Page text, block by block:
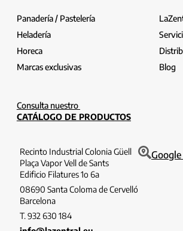
Panadería / Pastelería
Heladería
Horeca
Marcas exclusivas
Blog
Consulta nuestro
CATÁLOGO DE PRODUCTOS
Recinto Industrial Colonia Güell
Plaça Vapor Vell de Sants
Edificio Filatures 1o 6a
08690 Santa Coloma de Cervelló
Barcelona
T. 932 630 184